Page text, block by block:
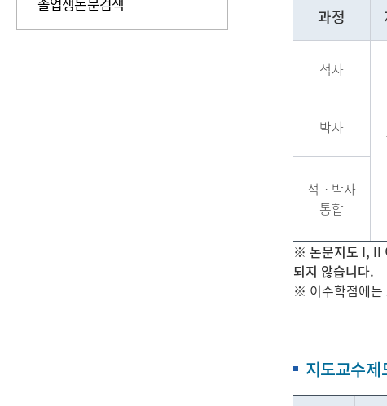
과정
석사
박사
석ㆍ박사
통합
※ 논문지도 I, II
되지 않습니다.
※ 이수학점에는
지도교수제